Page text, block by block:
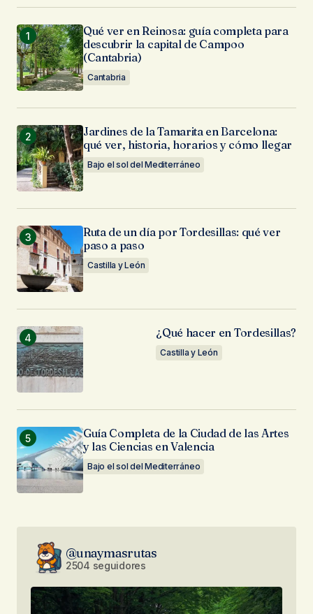
Qué ver en Reinosa: guía completa para
descubrir la capital de Campoo
(Cantabria)
Cantabria
Jardines de la Tamarita en Barcelona:
qué ver, historia, horarios y cómo llegar
Bajo el sol del Mediterráneo
Ruta de un día por Tordesillas: qué ver
paso a paso
Castilla y León
¿Qué hacer en Tordesillas?
Castilla y León
Guía Completa de la Ciudad de las Artes
y las Ciencias en Valencia
Bajo el sol del Mediterráneo
@unaymasrutas
2504 seguidores